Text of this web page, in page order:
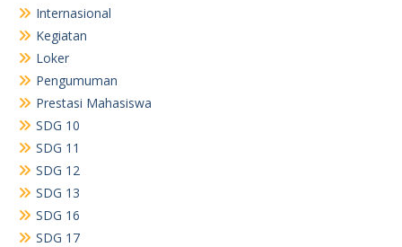
Internasional
Kegiatan
Loker
Pengumuman
Prestasi Mahasiswa
SDG 10
SDG 11
SDG 12
SDG 13
SDG 16
SDG 17